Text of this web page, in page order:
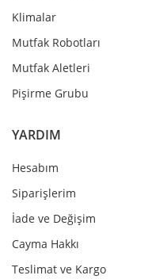
Klimalar
Mutfak Robotları
Mutfak Aletleri
Pişirme Grubu
YARDIM
Hesabım
Siparişlerim
İade ve Değişim
Cayma Hakkı
Teslimat ve Kargo